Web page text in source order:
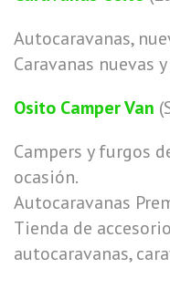
Autocaravanas,
Caravanas nuevas
Osito Camper Van
Campers y furgos
ocasión.
Autocaravanas
Tienda de
autocaravanas,